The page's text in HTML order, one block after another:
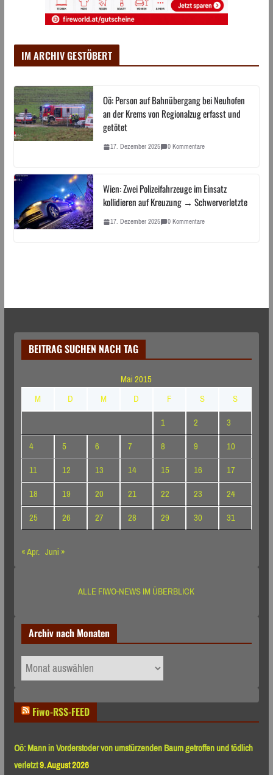
IM ARCHIV GESTÖBERT
Oö: Person auf Bahnübergang bei Neuhofen
an der Krems von Regionalzug erfasst und
getötet
17. Dezember 2025 0 Kommentare
Wien: Zwei Polizeifahrzeuge im Einsatz
kollidieren auf Kreuzung → Schwerverletzte
17. Dezember 2025 0 Kommentare
BEITRAG SUCHEN NACH TAG
Mai 2015
M
D M D F S
S
1
2
3
4
5 6 7 8 9
10
11
12 13 14 15 16
17
18
19 20 21 22 23
24
25
26 27 28 29 30
31
« Apr. Juni »
ALLE FIWO-NEWS IM ÜBERBLICK
Archiv nach Monaten
Archiv
nach
Fiwo-RSS-FEED
Oö: Mann in Vorderstoder von umstürzenden Baum getroffen und tödlich
verletzt9. August 2026